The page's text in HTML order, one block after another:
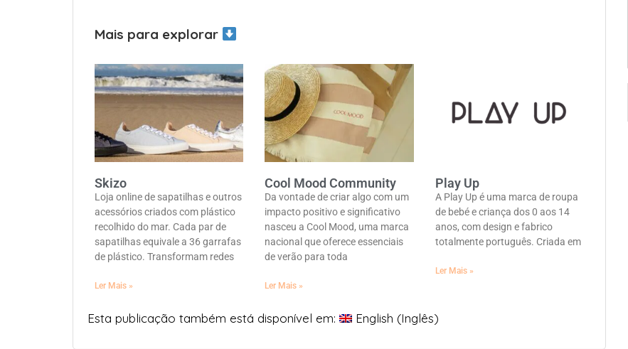
Mais para explorar
Skizo
Loja online de sapatilhas e outros
acessórios criados com plástico
recolhido do mar. Cada par de
sapatilhas equivale a 36 garrafas
de plástico. Transformam redes
Ler Mais »
Cool Mood Community
Da vontade de criar algo com um
impacto positivo e significativo
nasceu a Cool Mood, uma marca
nacional que oferece essenciais
de verão para toda
Ler Mais »
Play Up
A Play Up é uma marca de roupa
de bebé e criança dos 0 aos 14
anos, com design e fabrico
totalmente português. Criada em
Ler Mais »
Esta publicação também está disponível em: English (Inglês)